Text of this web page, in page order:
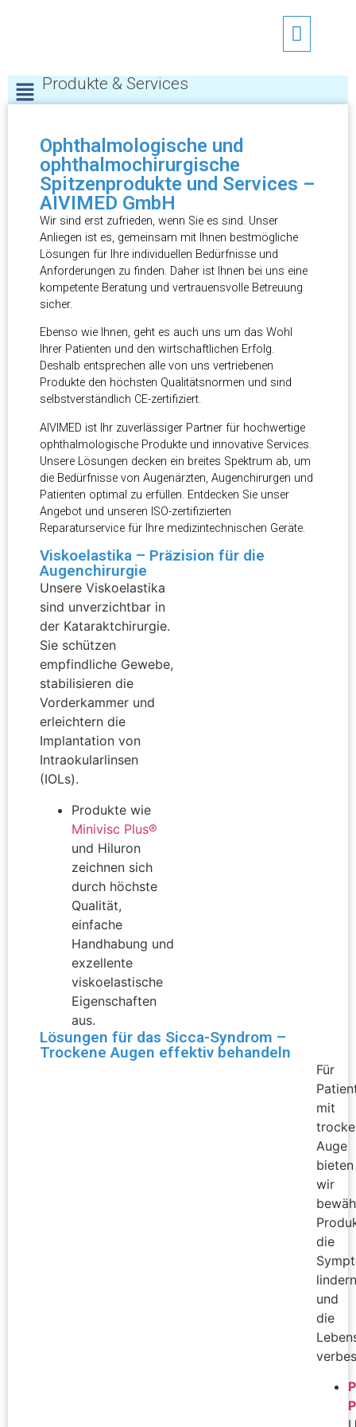
Produkte & Services
Ophthalmologische und
ophthalmochirurgische
Spitzenprodukte und Services –
AIVIMED GmbH
Wir sind erst zufrieden, wenn Sie es sind. Unser
Anliegen ist es, gemeinsam mit Ihnen bestmögliche
Lösungen für Ihre individuellen Bedürfnisse und
Anforderungen zu finden. Daher ist Ihnen bei uns eine
kompetente Beratung und vertrauensvolle Betreuung
sicher.
Ebenso wie Ihnen, geht es auch uns um das Wohl
Ihrer Patienten und den wirtschaftlichen Erfolg.
Deshalb entsprechen alle von uns vertriebenen
Produkte den höchsten Qualitätsnormen und sind
selbstverständlich CE-zertifiziert.
AIVIMED ist Ihr zuverlässiger Partner für hochwertige
ophthalmologische Produkte und innovative Services.
Unsere Lösungen decken ein breites Spektrum ab, um
die Bedürfnisse von Augenärzten, Augenchirurgen und
Patienten optimal zu erfüllen. Entdecken Sie unser
Angebot und unseren ISO-zertifizierten
Reparaturservice für Ihre medizintechnischen Geräte.
Viskoelastika – Präzision für die
Augenchirurgie
Unsere Viskoelastika
sind unverzichtbar in
der Kataraktchirurgie.
Sie schützen
empfindliche Gewebe,
stabilisieren die
Vorderkammer und
erleichtern die
Implantation von
Intraokularlinsen
(IOLs).
Produkte wie
Minivisc Plus®
und Hiluron
zeichnen sich
durch höchste
Qualität,
einfache
Handhabung und
exzellente
viskoelastische
Eigenschaften
aus.
Lösungen für das Sicca-Syndrom –
Trockene Augen effektiv behandeln
Für
mit
Auge
bieten
wir
die
lindern
und
die